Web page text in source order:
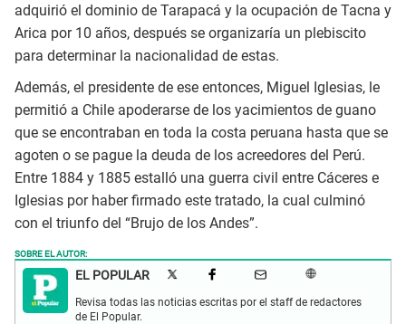
adquirió el dominio de Tarapacá y la ocupación de Tacna y
Arica por 10 años, después se organizaría un plebiscito
para determinar la nacionalidad de estas.
Además, el presidente de ese entonces, Miguel Iglesias, le
permitió a Chile apoderarse de los yacimientos de guano
que se encontraban en toda la costa peruana hasta que se
agoten o se pague la deuda de los acreedores del Perú.
Entre 1884 y 1885 estalló una guerra civil entre Cáceres e
Iglesias por haber firmado este tratado, la cual culminó
con el triunfo del “Brujo de los Andes”.
SOBRE EL AUTOR:
EL POPULAR
Revisa todas las noticias escritas por el staff de redactores
de El Popular.